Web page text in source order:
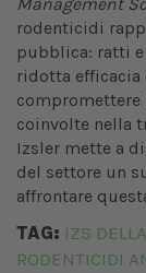
Management
rodenticidi
pubblica: ratti
ridotta
coinvolte nella
Izsler mette a
del settore un
affrontare
TAG: IZS
RODENTICIDI